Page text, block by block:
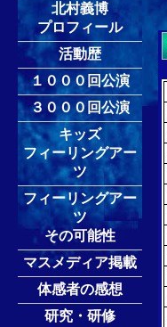
北村義博
プロフィール
活動歴
１０００回公演
３０００回公演
キッズ
フィーリングアー
ツ
フィーリングアー
ツ
その可能性
マスメディア掲載
体感者の感想
研究・研修